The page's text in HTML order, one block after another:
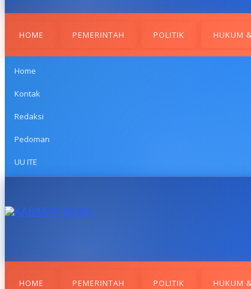
HOME PEMERINTAH POLITIK HUKUM
Home
Kontak
Redaksi
Pedoman
UU ITE
HOME PEMERINTAH POLITIK HUKUM